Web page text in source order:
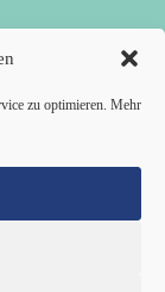
zu optimieren. Mehr
ansehen